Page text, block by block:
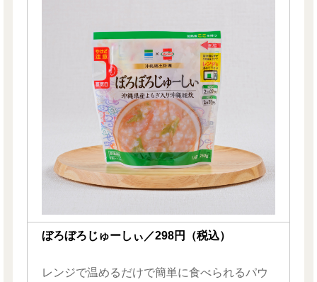
ぼろぼろじゅーしぃ／298円（税込）
レンジで温めるだけで簡単に食べられるパウ